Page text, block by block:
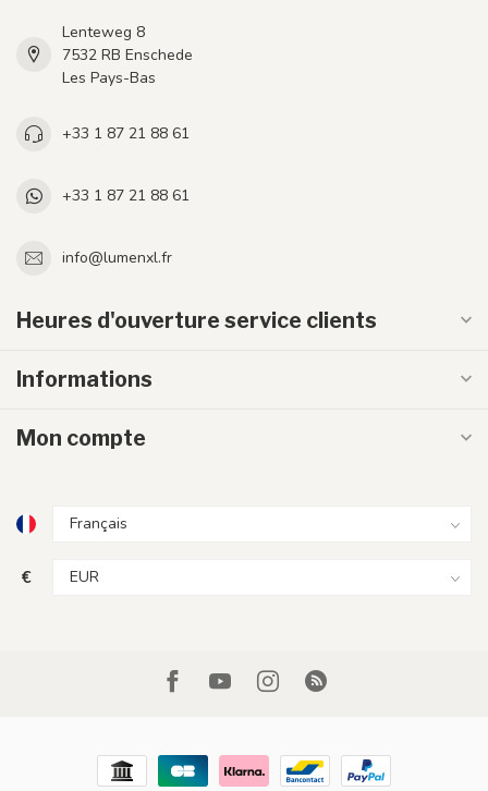
Lenteweg 8
7532 RB Enschede
Les Pays-Bas
+33 1 87 21 88 61
+33 1 87 21 88 61
info@lumenxl.fr
Heures d'ouverture service clients
Informations
Mon compte
€